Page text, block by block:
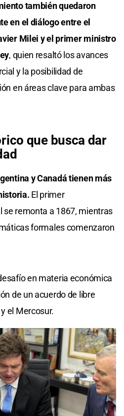
también quedaron
en el diálogo entre el
Milei y el primer ministro
, quien resaltó los avances
y la posibilidad de
en áreas clave para ambas
que busca dar
y Canadá tienen más
El primer
remonta a 1867, mientras
formales comenzaron
en materia económica
de un acuerdo de libre
el Mercosur.